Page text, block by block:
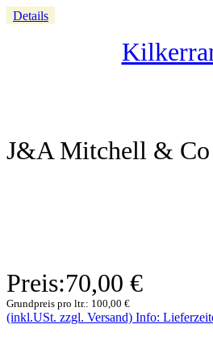
Details
J&A Mitchell & Co
Preis:70,00 €
Grundpreis pro ltr.: 100,00 €
(inkl.USt. zzgl. Versand) Info: